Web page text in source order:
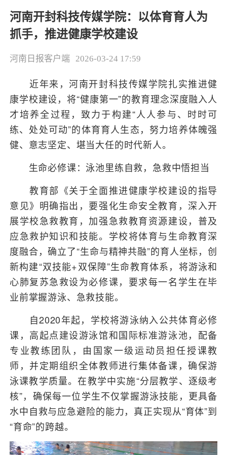
河南开封科技传媒学院：以体育育人为
抓手，推进健康学校建设
河南日报客户端 2026-03-24 17:59
近年来，河南开封科技传媒学院扎实推进健
康学校建设，将“健康第一”的教育理念深度融入人
才培养全过程，致力于构建“人人参与、时时可
练、处处可动”的体育育人生态，努力培养体魄强
健、意志坚定、堪当大任的时代新人。
生命必修课：泳池里练自救，急救中悟担当
教育部《关于全面推进健康学校建设的指导
意见》明确指出，要强化生命安全教育，深入开
展学校急救教育，加强急救教育资源建设，普及
应急救护知识和技能。学校将体育与生命教育深
度融合，确立了“生命与精神共融”的育人坐标，创
新构建“双技能+双保障”生命教育体系，将游泳和
心肺复苏急救设为必修课，要求每一名学生在毕
业前掌握游泳、急救技能。
自2020年起，学校将游泳纳入公共体育必修
课，高起点建设游泳馆和国际标准游泳池，配备
专业教练团队，由国家一级运动员担任授课教
师，并定期组织全体教师进行集体备课，确保游
泳课教学质量。在教学中实施“分层教学、逐级考
核”，确保每一位学生不仅掌握游泳技能，更具备
水中自救与应急避险的能力，真正实现从“育体”到
“育命”的跨越。